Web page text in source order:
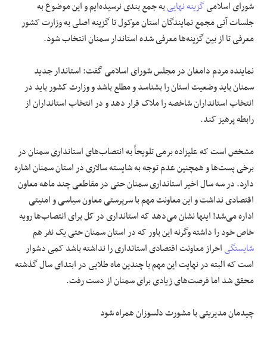
شورای اسلامیگزینه نهاییبه جمع بندی نرسیده‌ایم و این موضوع به
جلسات آتی مجمع نمایندگان استان موکول تا گزینه اصلی به وزارت کشور
معرفی تا از بین گزینه‌ها معرفی شده استاندار سمنان انتخاب شود.
نماینده مردم دامغان در مجلس شورای اسلامی گفت: استاندار جدید
سمنان باید وضعیت استان را بشناسد و مطلع باشد و وزارت کشور باید در
انتخاب استانداران شاخصه را ملاک قرار دهد و در انتخاب استانداران از
رابطه پرهیز کند.
مشخص است که علیزادهبرمیتلویحاً به انتصاب‌های استانداری سمنان در
برخی پست‌ها و همچنین عدم توجه به شایسته سالاری در استان سمنان اشاره
دارد. در سه سال اخیر استانداری سمنان حتی در مقاطعی چند ماهه معاون
اقتصادی نداشت و این معاونت مهم با سرپرستی معاون سیاسی و امنیتی
اداره می‌شد! اینها نشان می‌دهد که استانداری در کل برای انتصاب‌ها رویه
خاص خود را داشته وگرنه این باور که در استان سمنان حتی یک نفر هم
شایستگیاحراز معاونت اقتصادی استانداری را نداشته باشد کمی دشوار
است که البته در نهایت این مهم با چندین ماه طلایی در ابتدای سال گذشته
محقق شد اما فرصت‌های زیادی برای سمنان از دست رفت.
چیدمان مدیریتی با مشورت دلسوزان همراه شود